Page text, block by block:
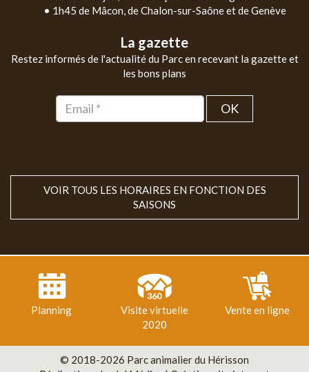
• 1h45 de Mâcon, de Chalon-sur-Saône et de Genève
La gazette
Restez informés de l'actualité du Parc en recevant la gazette et
les bons plans
OK
VOIR TOUS LES HORAIRES EN FONCTION DES
SAISONS
Planning
Visite virtuelle
2020
Vente en ligne
© 2018-2026 Parc animalier du Hérisson